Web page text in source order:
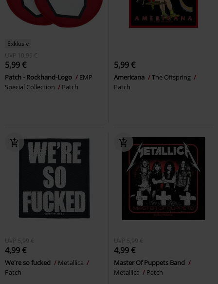
Exklusiv
UVP
10,99 €
5,99 €
Patch - Rockhand-Logo
EMP
Special Collection
Patch
5,99 €
Americana
The Offspring
Patch
UVP 5,99 €
4,99 €
We're so fucked
Metallica
Patch
UVP 5,99 €
4,99 €
Master Of Puppets Band
Metallica
Patch